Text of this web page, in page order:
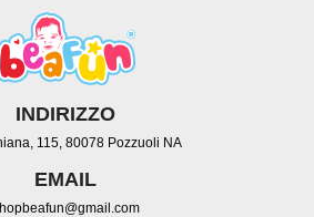
INDIRIZZO
115, 80078 Pozzuoli NA
EMAIL